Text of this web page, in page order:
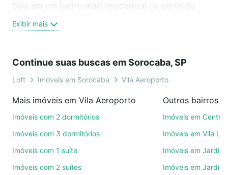
Seja em um bairro mais residencial ou perto do
oferta ideal de Imóveis com 3 banheiros à venda em
Vila Aeroporto, Sorocaba, SP para conquistar seu
videochamada, é grátis, sem compromisso e você
ainda conta com mais de 46 mil corretores e
de imóveis.
ruas, bairros e até condomínios favoritos. Você
também pode usar os filtros como quantidade de
Exibir mais
Continue suas buscas em Sorocaba, SP
Loft Imóveis em Sorocaba Vila Aeroporto
Mais imóveis em Vila Aeroporto
Imóveis com 2 dormitórios
Imóveis com 3 dormitórios
Imóveis com 1 suíte
Imóveis com 2 suítes
Outros bairros
Imóveis em Centro
Imóveis em Vila
Imóveis em Jardim
Imóveis em Jardim